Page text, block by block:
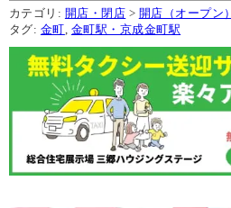
カテゴリ: 開店・閉店 > 開店（オープン）
タグ: 金町 金町駅・京成金町駅